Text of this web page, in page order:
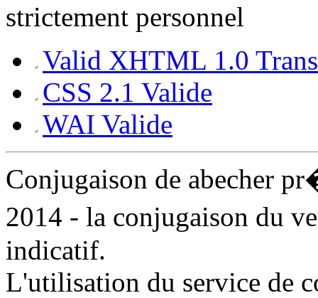
strictement personnel
Valid XHTML 1.0
CSS 2.1 Valide
WAI Valide
Conjugaison de abecher
2014 - la conjugaison du
indicatif.
L'utilisation du service de